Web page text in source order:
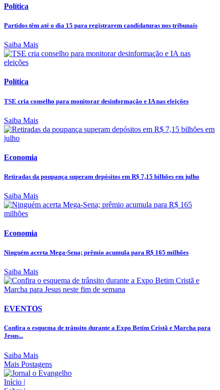
Política
Partidos têm até o dia 15 para registrarem candidaturas nos tribunais
Saiba Mais
Política
TSE cria conselho para monitorar desinformação e IA nas eleições
Saiba Mais
Economia
Retiradas da poupança superam depósitos em R$ 7,15 bilhões em julho
Saiba Mais
Economia
Ninguém acerta Mega-Sena; prêmio acumula para R$ 165 milhões
Saiba Mais
EVENTOS
Confira o esquema de trânsito durante a Expo Betim Cristã e Marcha para
Jesus...
Saiba Mais
Mais Postagens
Início |